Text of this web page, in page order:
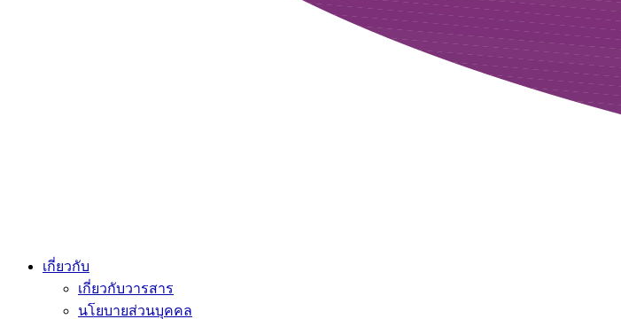
เกี่ยวกับ
เกี่ยวกับวารสาร
นโยบายส่วนบุคคล